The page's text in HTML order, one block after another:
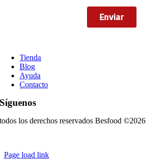
Tienda
Blog
Ayuda
Contacto
Síguenos
todos los derechos reservados Besfood ©2026
Page load link